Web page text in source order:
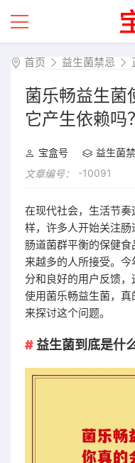
首页 益生菌禁忌
菌乐畅益生菌
它产生依赖吗
宝盒号 益生菌
文章编号：
-10091
在现代社会，生活节
样，许多人开始关注
肠道菌群平衡的保健
来越多的人所接受。
分和良好的用户反馈
使用菌乐畅益生菌，
来探讨这个问题。
益生菌到底是什